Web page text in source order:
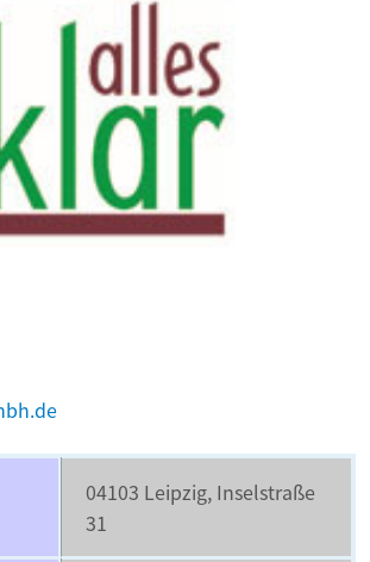
04103 Leipzig, Inselstraße
31